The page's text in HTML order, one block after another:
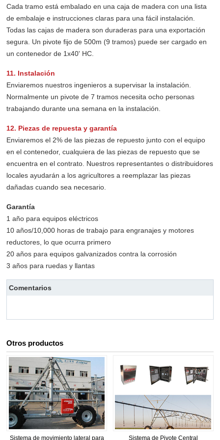
Cada tramo está embalado en una caja de madera con una lista
de embalaje e instrucciones claras para una fácil instalación.
Todas las cajas de madera son duraderas para una exportación
segura. Un pivote fijo de 500m (9 tramos) puede ser cargado en
un contenedor de 1x40' HC.
11. Instalación
Enviaremos nuestros ingenieros a supervisar la instalación.
Normalmente un pivote de 7 tramos necesita ocho personas
trabajando durante una semana en la instalación.
12. Piezas de repuesta y garantía
Enviaremos el 2% de las piezas de repuesto junto con el equipo
en el contenedor, cualquiera de las piezas de repuesto que se
encuentra en el contrato. Nuestros representantes o distribuidores
locales ayudarán a los agricultores a reemplazar las piezas
dañadas cuando sea necesario.
Garantía
1 año para equipos eléctricos
10 años/10,000 horas de trabajo para engranajes y motores
reductores, lo que ocurra primero
20 años para equipos galvanizados contra la corrosión
3 años para ruedas y llantas
Comentarios
Otros productos
Sistema de movimiento lateral para Sistema de Pivote Central